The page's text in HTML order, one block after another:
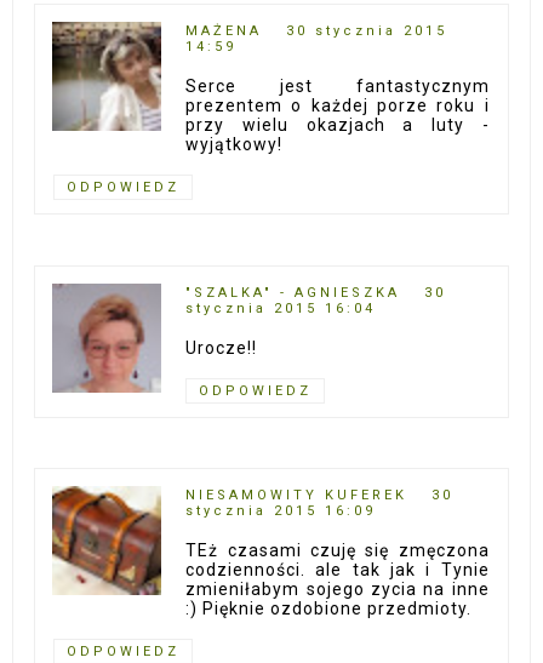
MAŻENA
30 stycznia 2015
14:59
Serce jest fantastycznym
prezentem o każdej porze roku i
przy wielu okazjach a luty -
wyjątkowy!
ODPOWIEDZ
"SZALKA" - AGNIESZKA
30
stycznia 2015 16:04
Urocze!!
ODPOWIEDZ
NIESAMOWITY KUFEREK
30
stycznia 2015 16:09
TEż czasami czuję się zmęczona
codzienności. ale tak jak i Tynie
zmieniłabym sojego zycia na inne
:) Pięknie ozdobione przedmioty.
ODPOWIEDZ